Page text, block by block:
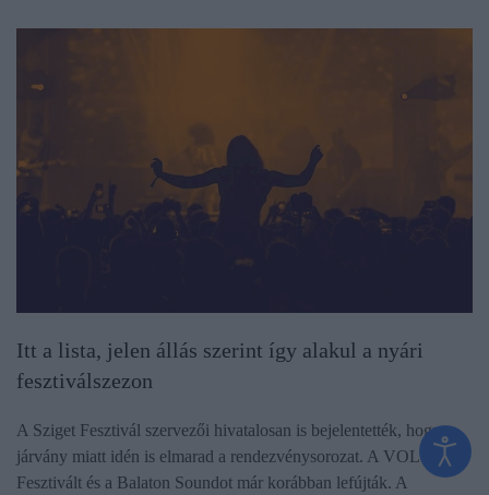
Itt a lista, jelen állás szerint így alakul a nyári
fesztiválszezon
A Sziget Fesztivál szervezői hivatalosan is bejelentették, hogy a
járvány miatt idén is elmarad a rendezvénysorozat. A VOLT
Fesztivált és a Balaton Soundot már korábban lefújták. A